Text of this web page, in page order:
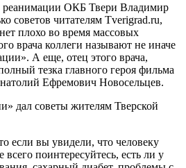
реанимации ОКБ Твери Владимир
советов читателям Tverigrad.ru,
плохо во время массовых
врача коллеги называют не иначе
А еще, отец этого врача,
тезка главного героя фильма
Ефремович Новосельцев.
если вы увидели, что человеку
поинтересуйтесь, есть ли у